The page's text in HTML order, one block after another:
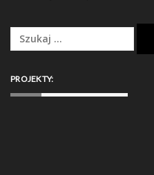
Szukaj:
PROJEKTY: